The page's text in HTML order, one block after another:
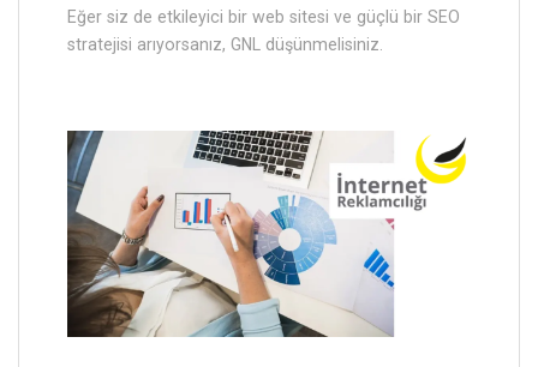
Eğer siz de etkileyici bir web sitesi ve güçlü bir SEO
stratejisi arıyorsanız, GNL düşünmelisiniz.